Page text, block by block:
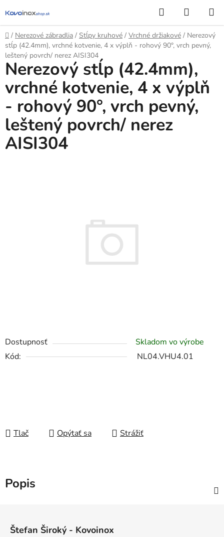
na
obsah
Hľadať
KOŠÍK
Domov
/ Nerezové zábradlia / Stĺpy kruhové / Vrchné držiakové / Nerezový
stĺp (42.4mm), vrchné kotvenie, 4 x výplň - rohový 90°, vrch pevný,
leštený povrch/ nerez AISI304
Dostupnosť
Skladom vo výrobe
Kód:
NL04.VHU4.01
Tlač Opýtať sa Strážiť
Nerezový stĺp (42.4mm),
vrchné kotvenie, 4 x výplň
- rohový 90°, vrch pevný,
leštený povrch/ nerez
AISI304
Popis
Štefan Široký - Kovoinox